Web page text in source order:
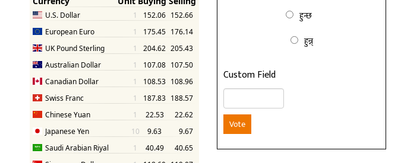
हुन्छ
हुन्न्
Custom Field
Vote